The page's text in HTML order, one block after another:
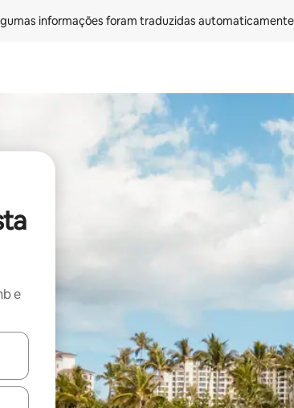
informações foram traduzidas
e
os usando as seta para cima e para baixo do